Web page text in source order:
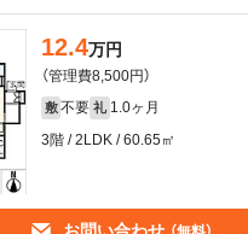
12.4万円
（管理費8,500円）
敷 不要 礼 1.0ヶ月
3階 / 2LDK / 60.65㎡